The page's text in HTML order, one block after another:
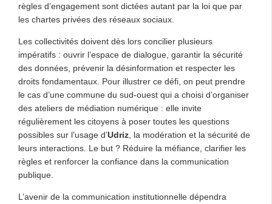
règles d’engagement sont dictées autant par la loi que par
les chartes privées des réseaux sociaux.
Les collectivités doivent dès lors concilier plusieurs
impératifs : ouvrir l’espace de dialogue, garantir la sécurité
des données, prévenir la désinformation et respecter les
droits fondamentaux. Pour illustrer ce défi, on peut prendre
le cas d’une commune du sud-ouest qui a choisi d’organiser
des ateliers de médiation numérique : elle invite
régulièrement les citoyens à poser toutes les questions
possibles sur l’usage d’Udriz , la modération et la sécurité de
leurs interactions. Le but ? Réduire la méfiance, clarifier les
règles et renforcer la confiance dans la communication
publique.
L’avenir de la communication institutionnelle dépendra